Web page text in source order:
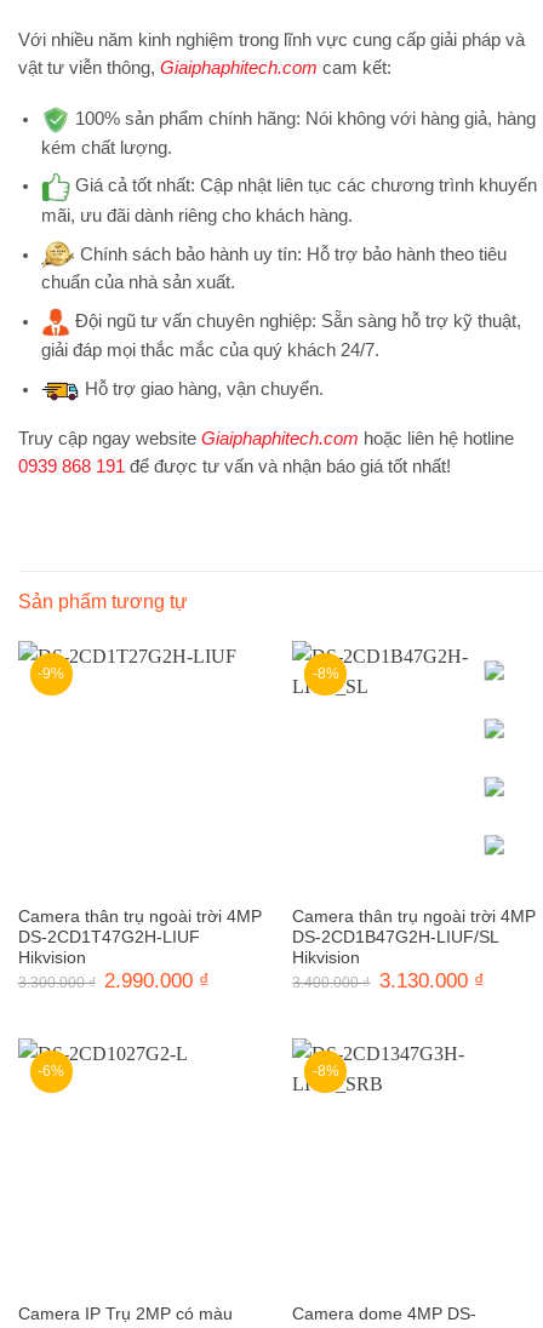
Với nhiều năm kinh nghiệm trong lĩnh vực cung cấp giải pháp và
vật tư viễn thông, Giaiphaphitech.com cam kết:
100% sản phẩm chính hãng: Nói không với hàng giả, hàng
kém chất lượng.
Giá cả tốt nhất: Cập nhật liên tục các chương trình khuyến
mãi, ưu đãi dành riêng cho khách hàng.
Chính sách bảo hành uy tín: Hỗ trợ bảo hành theo tiêu
chuẩn của nhà sản xuất.
Đội ngũ tư vấn chuyên nghiệp: Sẵn sàng hỗ trợ kỹ thuật,
giải đáp mọi thắc mắc của quý khách 24/7.
Hỗ trợgiao hàng, vận chuyển.
Truy cập ngay website Giaiphaphitech.com hoặc liên hệ hotline
0939 868 191 để được tư vấn và nhận báo giá tốt nhất!
Sản phẩm tương tự
-9%
Camera thân trụ ngoài trời 4MP
DS-2CD1T47G2H-LIUF
Hikvision
3.300.000₫ Giá
2.990.000 ₫
2.990.000 ₫.
-8%
Camera thân trụ ngoài trời 4MP
DS-2CD1B47G2H-LIUF/SL
Hikvision
3.400.000₫
Giá
3.130.000 ₫
-6%
Camera IP Trụ 2MP có màu
-8%
Camera dome 4MP DS-